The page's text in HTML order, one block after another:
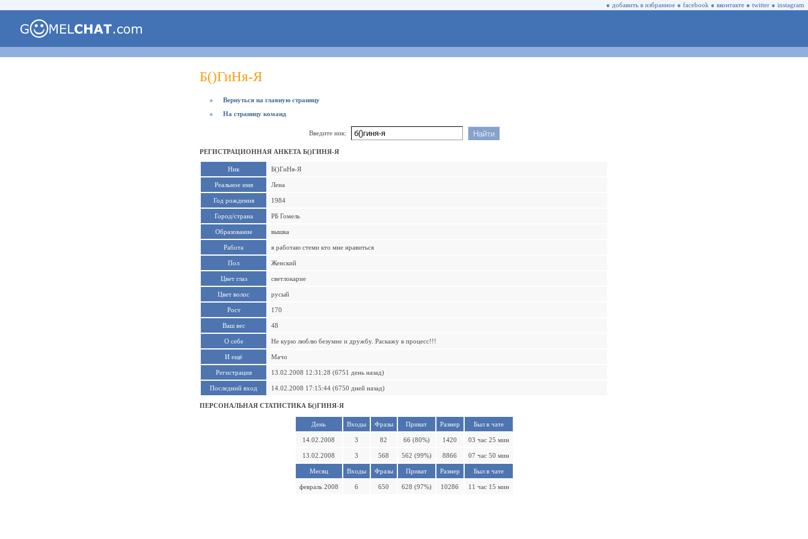
● добавить в избранное ● facebook ● вконтакте ● twitter ● instagram
Б()ГиНя-Я
●
Вернуться на главную страницу
●
На страницу команд
Введите ник:
РЕГИСТРАЦИОННАЯ АНКЕТА Б()ГИНЯ-Я
Ник Б()ГиНя-Я
Реальное имя Лена
Год рождения 1984
Город/страна РБ Гомель
Образование вышка
Работа я работаю стеми кто мне нравиться
Пол Женский
Цвет глаз светлокарие
Цвет волос русый
Рост 170
Ваш вес 48
О себе Не курю люблю безумие и дружбу. Раскажу в процесс!!!
И ещё Мачо
Регистрация 13.02.2008 12:31:28 (6751 день назад)
Последний вход 14.02.2008 17:15:44 (6750 дней назад)
ПЕРСОНАЛЬНАЯ СТАТИСТИКА Б()ГИНЯ-Я
День Входы Фразы Приват Размер Был в чате
14.02.2008 3 82 66 (80%) 1420 03 час 25 мин
13.02.2008 3 568 562 (99%) 8866 07 час 50 мин
Месяц Входы Фразы Приват Размер Был в чате
февраль 2008 6 650 628 (97%) 10286 11 час 15 мин